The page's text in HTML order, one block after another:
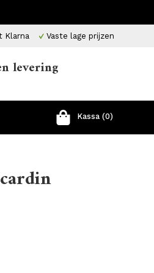
Klarna Vaste lage prijzen
levering
Kassa (0)